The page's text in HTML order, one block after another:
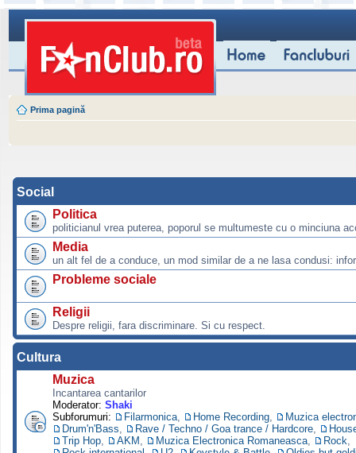
Prima pagină
Social
Politica
politicianul vrea puterea, poporul se multumeste cu o minciuna
Media
un alt fel de a conduce, un mod similar de a ne lasa condusi:
Probleme sociale
Religii
Despre religii, fara discriminare. Si cu respect.
Cultura
Muzica
Incantarea cantarilor
Moderator: Shaki
Subforumuri:
Filarmonica Home Recording
Muzica
Drum'n'Bass
Rave / Techno / Goa trance / Hardcore
Trip Hop
AKM Muzica Electronica Romaneasca Rock